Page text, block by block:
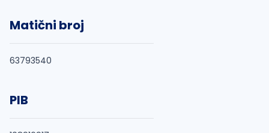
Matični broj
63793540
PIB